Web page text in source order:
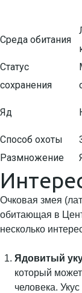
Среда обитания
Статус
сохранения
Яд
Способ охоты
Размножение
Очковая змея
обитающая в
несколько
Ядовитый
который
человека.